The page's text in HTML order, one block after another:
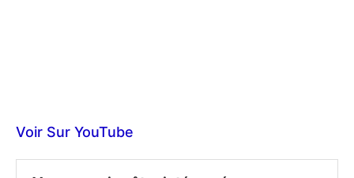
Voir Sur YouTube